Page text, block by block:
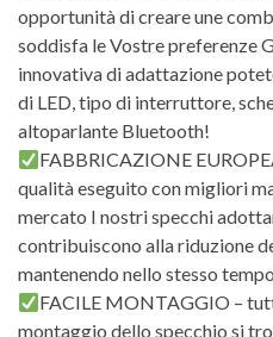
opportunità di creare une
soddisfa le Vostre preferenze
innovativa di adattazione
di LED, tipo di interruttore,
altoparlante Bluetooth!
FABBRICAZIONE
qualità eseguito con migliori
mercato I nostri specchi
contribuiscono alla riduzione
mantenendo nello stesso
FACILE MONTAGGIO –
montaggio dello specchio si